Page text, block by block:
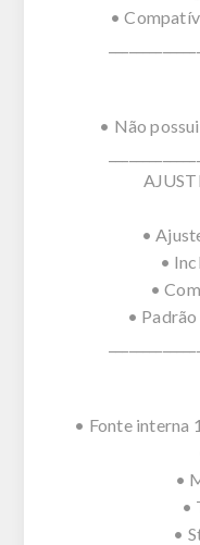
•
• Não
•
•
•
•
• Fonte interna
•
•
•